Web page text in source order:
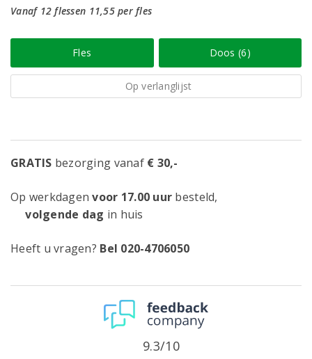
Vanaf 12 flessen 11,55 per fles
Fles Doos (6)
Op verlanglijst
GRATIS bezorging vanaf € 30,-
Op werkdagenvoor 17.00 uur besteld,
volgende dag in huis
Heeft u vragen? Bel 020-4706050
9.3/10